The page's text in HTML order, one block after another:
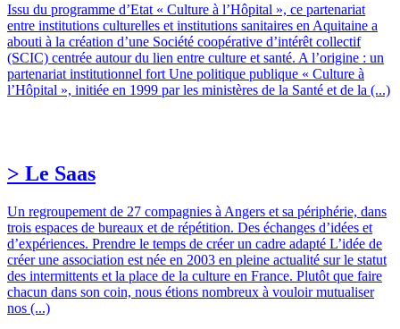
Issu du programme d’Etat « Culture à l’Hôpital », ce partenariat
entre institutions culturelles et institutions sanitaires en Aquitaine a
abouti à la création d’une Société coopérative d’intérêt collectif
(SCIC) centrée autour du lien entre culture et santé. A l’origine : un
partenariat institutionnel fort Une politique publique « Culture à
l’Hôpital », initiée en 1999 par les ministères de la Santé et de la (...)
> Le Saas
Un regroupement de 27 compagnies à Angers et sa périphérie, dans
trois espaces de bureaux et de répétition. Des échanges d’idées et
d’expériences. Prendre le temps de créer un cadre adapté L’idée de
créer une association est née en 2003 en pleine actualité sur le statut
des intermittents et la place de la culture en France. Plutôt que faire
chacun dans son coin, nous étions nombreux à vouloir mutualiser
nos (...)